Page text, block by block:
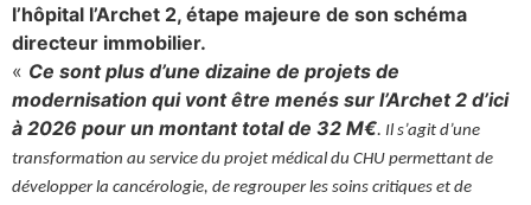
CONNECTÉ
l’hôpital l’Archet 2, étape majeure de son schéma
directeur immobilier.
« Ce sont plus d’une dizaine de projets de
modernisation qui vont être menés sur l’Archet 2 d’ici
à 2026 pour un montant total de 32 M€. Il s’agit d’une
transformation au service du projet médical du CHU permettant de
développer la cancérologie, de regrouper les soins critiques et de